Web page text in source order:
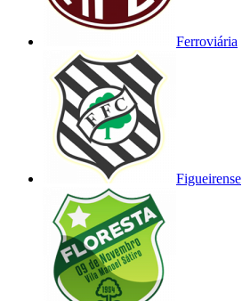
Ferroviária
Figueirense